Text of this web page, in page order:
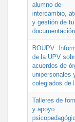
alumno de
intercambio,
y gestión de tu
documentación
BOUPV:
de la UPV
acuerdos de
unipersonales
colegiados de
Talleres de
y apoyo